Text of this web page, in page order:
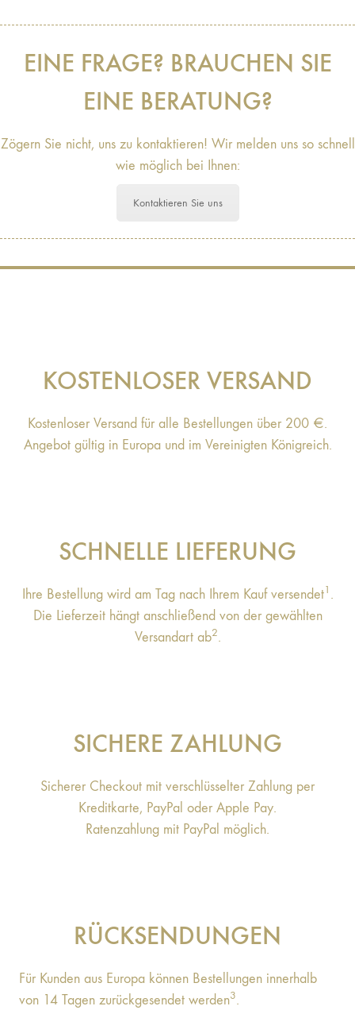
EINE FRAGE? BRAUCHEN SIE
EINE BERATUNG?
Zögern Sie nicht, uns zu kontaktieren! Wir melden uns so schnell
wie möglich bei Ihnen:
Kontaktieren Sie uns
KOSTENLOSER VERSAND
Kostenloser Versand für alle Bestellungen über 200 €.
Angebot gültig in Europa und im Vereinigten Königreich.
SCHNELLE LIEFERUNG
Ihre Bestellung wird am Tag nach Ihrem Kauf versendet1 .
Die Lieferzeit hängt anschließend von der gewählten
Versandart ab2.
SICHERE ZAHLUNG
Sicherer Checkout mit verschlüsselter Zahlung per
Kreditkarte, PayPal oder Apple Pay.
Ratenzahlung mit PayPal möglich.
RÜCKSENDUNGEN
Für Kunden aus Europa können Bestellungen innerhalb
von 14 Tagen zurückgesendet werden3.